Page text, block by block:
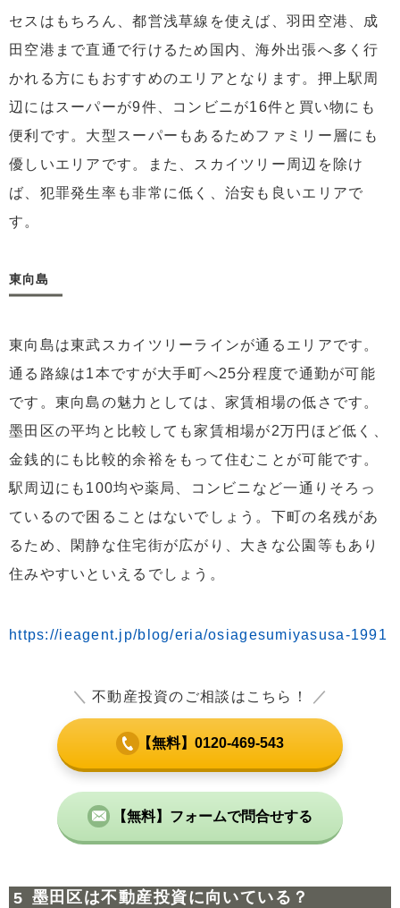
セスはもちろん、都営浅草線を使えば、羽田空港、成
田空港まで直通で行けるため国内、海外出張へ多く行
かれる方にもおすすめのエリアとなります。押上駅周
辺にはスーパーが9件、コンビニが16件と買い物にも
便利です。大型スーパーもあるためファミリー層にも
優しいエリアです。また、スカイツリー周辺を除け
ば、犯罪発生率も非常に低く、治安も良いエリアで
す。
東向島
東向島は東武スカイツリーラインが通るエリアです。
通る路線は1本ですが大手町へ25分程度で通勤が可能
です。東向島の魅力としては、家賃相場の低さです。
墨田区の平均と比較しても家賃相場が2万円ほど低く、
金銭的にも比較的余裕をもって住むことが可能です。
駅周辺にも100均や薬局、コンビニなど一通りそろっ
ているので困ることはないでしょう。下町の名残があ
るため、閑静な住宅街が広がり、大きな公園等もあり
住みやすいといえるでしょう。
https://ieagent.jp/blog/eria/osiagesumiyasusa-1991
＼ 不動産投資のご相談はこちら！ ／
【無料】0120-469-543
【無料】フォームで問合せする
墨田区は不動産投資に向いている？